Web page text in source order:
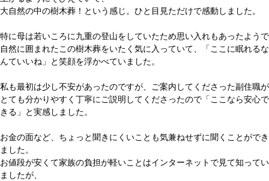
大自然の中の樹木葬！という感じ。ひと目見ただけで感動しました。
特に母は若いころに九重の登山をしていたため思い入れもあったようで
自然に囲まれたこの樹木葬をいたく気に入っていて、「ここに眠れるな
んていいね」と笑顔を浮かべていました。
私も最初は少し不安があったのですが、ご案内してくださった副住職が
とても分かりやすく丁寧にご説明してくださったので「ここなら安心で
きる」と実感しました。
お金の面など、ちょっと聞きにくいことも気兼ねせずに聞くことができ
ました。
お値段が安くて家族の負担が軽いことはインターネットで見て知ってい
ましたが、